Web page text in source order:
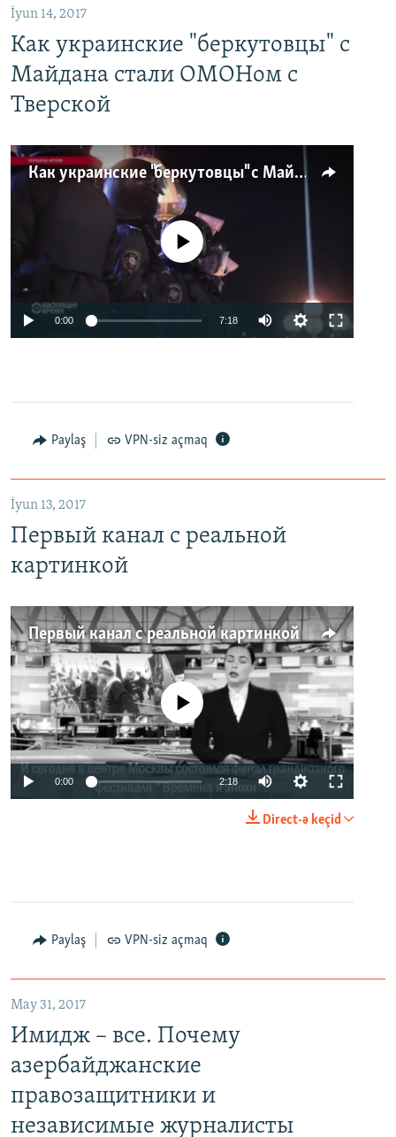
İyun 14, 2017
Как украинские "беркутовцы" с
Майдана стали ОМОНом с
Тверской
Как украинские "беркутовцы" с Майдана стали ОМОНом с Тверской
No media source currently available
0:00 7:18
Paylaş VPN-siz açmaq
İyun 13, 2017
Первый канал с реальной
картинкой
Первый канал с реальной картинкой
No media source currently available
0:00 2:18
Direct-ə keçid
Paylaş VPN-siz açmaq
May 31, 2017
Имидж – все. Почему
азербайджанские
правозащитники и
независимые журналисты